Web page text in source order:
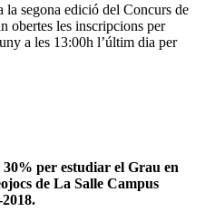
segona edició del Concurs de
obertes les inscripcions per
a les 13:00h l’últim dia per
30% per estudiar el Grau en
de La Salle Campus